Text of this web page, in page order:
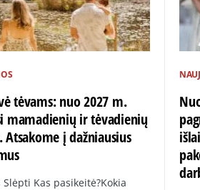
tėvams: nuo 2027 m.
mamadienių ir tėvadienių
Atsakome į dažniausius
Kas pasikeitė?Kokia